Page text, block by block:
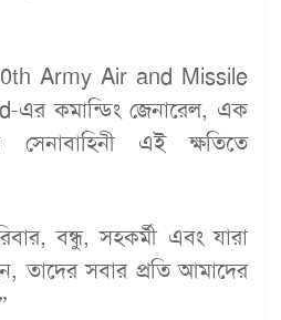
Army Air and Missile
এর কমান্ডিং জেনারেল, এক
এই ক্ষতিতে
বন্ধু, সহকর্মী এবং যারা
তাদের সবার প্রতি আমাদের